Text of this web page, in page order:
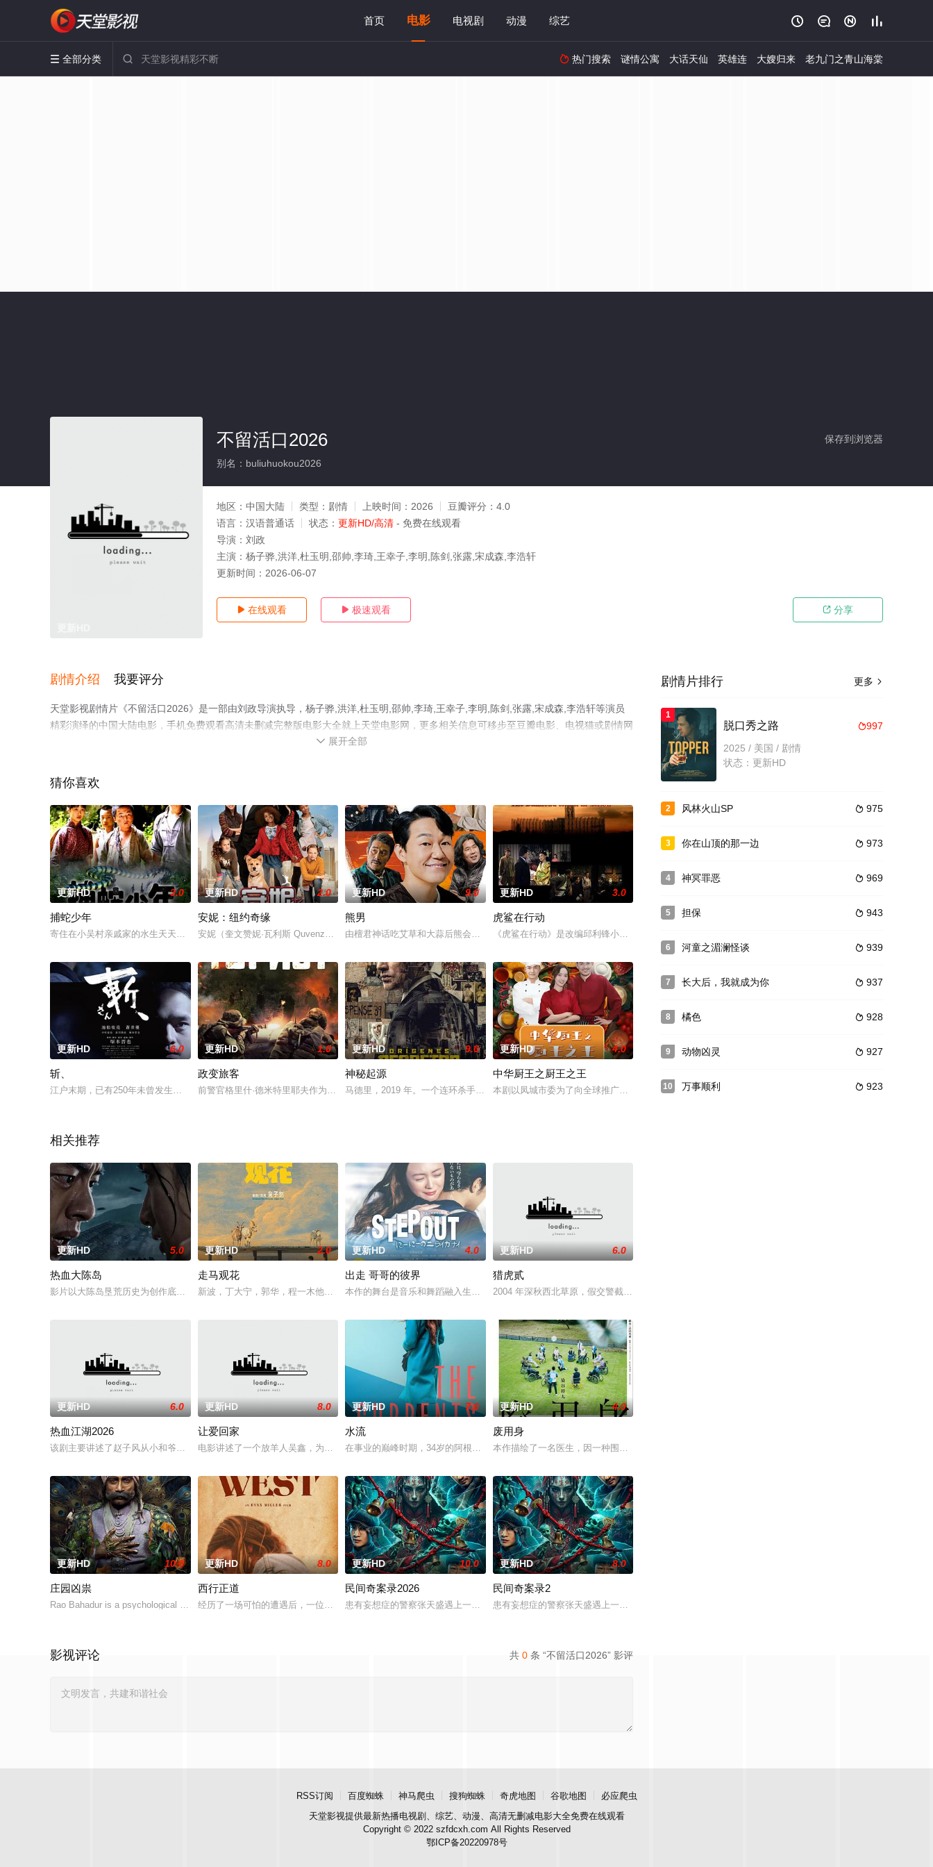
首页 电影 电视剧 动漫 综艺    
 全部分类   热门搜索 谜情公寓 大话天仙 英雄连 大嫂归来 老九门之青山海棠
保存到浏览器
不留活口2026
别名：buliuhuokou2026
地区： 中国大陆 类型： 剧情 上映时间： 2026 豆瓣评分： 4.0
语言： 汉语普通话 状态： 更新HD/高清 - 免费在线观看
导演： 刘政
主演： 杨子骅,洪洋,杜玉明,邵帅,李琦,王幸子,李明,陈剑,张露,宋成森,李浩轩
更新时间： 2026-06-07
 在线观看  极速观看  分享
剧情介绍 我要评分
天堂影视剧情片《不留活口2026》是一部由刘政导演执导，杨子骅,洪洋,杜玉明,邵帅,李琦,王幸子,李明,陈剑,张露,宋成森,李浩轩等演员
精彩演绎的中国大陆电影，手机免费观看高清未删减完整版电影大全就上天堂电影网，更多相关信息可移步至豆瓣电影、电视猫或剧情网
 展开全部
猜你喜欢
更新HD 3.0
捕蛇少年
寄住在小吴村亲戚家的水生天天盼着回到青崖山和新四军在一起，和当新四军连长的爸爸的在一起。然而驻扎在大桥镇桥头村的日伪军围困青崖山已经半
更新HD 2.0
安妮：纽约奇缘
安妮（奎文赞妮·瓦利斯 Quvenzhané Wallis 饰）从小就被父母抛弃，然而，乐观坚强的她一直都相信着，自己的父母总有一天会
更新HD 9.0
熊男
由檀君神话吃艾草和大蒜后熊会变成人的典故出发，分别讲述吃艾草和吃大蒜后的两只熊，变成两只截然不同性格的人的故事。其中一只熊是可爱
更新HD 3.0
虎鲨在行动
《虎鲨在行动》是改编邱利锋小说《中国的中》，由洪丹强执导，卢星宇、臧秀云主演。抗日战争时期，为了
更新HD 6.0
斩、
江户末期，已有250年未曾发生过战争，贫穷的武士们，有人因此选择离开藩属，成为流浪的武士或是浪人。都筑杢之进（池松壮亮饰）也是其中一名
更新HD 1.0
政变旅客
前警官格里什·德米特里耶夫作为一小群俄罗斯教官的一员抵达中非共和国。格里什的旅行似乎并不复杂，因为教官的任务只包括训练当地军队的士兵掌
更新HD 9.0
神秘起源
马德里，2019 年。一个连环杀手正在制造混乱。无明显关联的匿名人士在模仿最著名的超级英雄的首次亮相时被谋杀。科斯梅是他所在警局里最优
更新HD 4.0
中华厨王之厨王之王
本剧以凤城市委为了向全球推广凤城的饮食和旅游文化，特举办了首届“全球华人中华厨王争霸赛”，邀请全球
相关推荐
更新HD 5.0
热血大陈岛
影片以大陈岛垦荒历史为创作底色，在尊重历史真实性的前提下，以年轻化、科技化的光影语言活化红色记忆，生动诠释了“艰苦创业、奋发图强、无私
更新HD 2.0
走马观花
新波，丁大宁，郭华，程一木他们毕业于同一所大学。他们和很多年轻人一样，自以为是，敏感错弱，没有被认可的才华。他们来自不同的地方，却有一
更新HD 4.0
出走 哥哥的彼界
本作的舞台是音乐和舞蹈融入生活的冲绳。与母亲朱音、妹妹舞一起生活的照屋踊，憧憬舞蹈学校的丽莎，开始了舞蹈生涯。朱音为了支撑家数在
更新HD 6.0
猎虎贰
2004 年深秋西北草原，假交警截停铜矿押运车，炸药破箱、两命陨灭，悍匪携枪遁入茫茫戈壁。刑警杨志刚
更新HD 6.0
热血江湖2026
该剧主要讲述了赵子风从小和爷爷在乡下习武，长大后从乡野来到大城市寻找自己的一处立足之地。在这样一个充满快节奏、充满利益的城市，子风十分
更新HD 8.0
让爱回家
电影讲述了一个放羊人吴鑫，为两只羊和他人发生冲突，失手将对方打死，被判处无期徒刑后，吴鑫在监狱的十几年间，一直表现良好，因吴鑫曾居住的
更新HD 7.0
水流
在事业的巅峰时期，34岁的阿根廷造型师丽娜在瑞士的一场颁奖典礼后，被一种突如其来的冲动驱使。回到布宜诺斯艾利斯后，她什么也没说，但
更新HD 4.0
废用身
本作描绘了一名医生，因一种围绕“废用身”——因瘫痪等原因已无恢复可能的四肢——的治疗方法，而一步步
更新HD 10.0
庄园凶祟
Rao Bahadur is a psychological drama set against the backdrop of a
更新HD 8.0
西行正道
经历了一场可怕的遭遇后，一位小镇女子向疏远的哥哥借了钱，独自一人踏上穿越西德克萨斯州的旅程，寻求紧急医疗救助。一路上，她既遭遇了善意，
更新HD 10.0
民间奇案录2026
患有妄想症的警察张天盛遇上一起离奇的神像杀人事件，勘案过程中，牵引出“婴胎报仇”，“娘娘索命”等一连串妖异事件，张天盛虽被种种诡怪幻象
更新HD 8.0
民间奇案录2
患有妄想症的警察张天盛遇上一起离奇的神像杀人事件，勘案过程中，牵引出“婴胎报仇”，“娘娘索命”等一连
共 0 条 “不留活口2026” 影评
影视评论
更多 
剧情片排行
1
997
脱口秀之路
2025 / 美国 / 剧情
状态：更新HD
2  975
风林火山SP
3  973
你在山顶的那一边
4  969
神冥罪恶
5  943
担保
6  939
河童之湄澜怪谈
7  937
长大后，我就成为你
8  928
橘色
9  927
动物凶灵
10  923
万事顺利
RSS订阅 百度蜘蛛 神马爬虫 搜狗蜘蛛 奇虎地图 谷歌地图
必应爬虫
天堂影视提供最新热播电视剧、综艺、动漫、高清无删减电影大全免费在线观看
Copyright © 2022 szfdcxh.com All Rights Reserved
鄂ICP备20220978号